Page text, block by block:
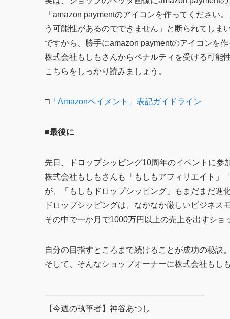
「amazon paymentのアイコンを作ってください
う可能性があるのでできません」と断られてしま
ですから、勝手にamazon paymentのアイコンを
株式会社もしもさんからペナルティを受ける可能
こちらをしっかり読みましょう。
□ 「Amazonペイメント」表記ガイドライン
■最後に
先日、ドロップシッピング10周年のイベントに参
株式会社もしもさんも「もしもアフィリエイト」
が、「もしもドロップシッピング」もまだまだ進
ドロップシッピングは、なかなか厳しいビジネスモ
その中で一か月で1000万円以上の売上を出すショ
自分の目指すところまで続けることが成功の秘訣。
そして、そんなショップオーナーに株式会社もし
———————————————————–
【今週の執筆者】神谷あつし